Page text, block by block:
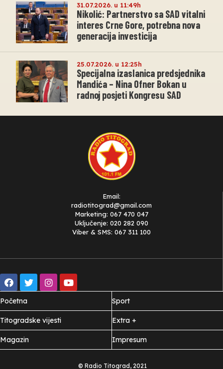
31.07.2026. u 11:49h
Nikolić: Partnerstvo sa SAD vitalni
interes Crne Gore, potrebna nova
generacija investicija
25.07.2026. u 12:25h
Specijalna izaslanica predsjednika
Mandića – Nina Ofner Bokan u
radnoj posjeti Kongresu SAD
Email:
radiotitograd@gmail.com
Marketing: 067 470 047
Uključenje: 020 282 090
Viber & SMS: 067 311 100
Početna
Titogradske vijesti
Magazin
Sport
Extra +
Impresum
© Radio Titograd, 2021